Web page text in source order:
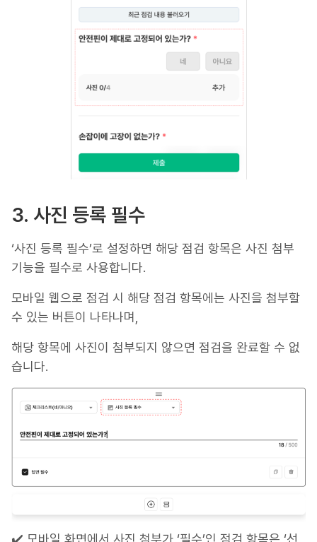
3. 사진 등록 필수
‘사진 등록 필수’로 설정하면 해당 점검 항목은 사진 첨부
기능을 필수로 사용합니다.
모바일 웹으로 점검 시 해당 점검 항목에는 사진을 첨부할
수 있는 버튼이 나타나며,
해당 항목에 사진이 첨부되지 않으면 점검을 완료할 수 없
습니다.
✔️ 모바일 화면에서 사진 첨부가 ‘필수’인 점검 항목은 ‘선